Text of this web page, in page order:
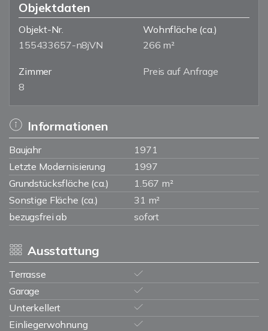
Objektdaten
Objekt-Nr.
155433657-n8jVN
Wohnfläche (ca.)
266 m²
Zimmer
8
Preis auf Anfrage
Informationen
Baujahr
1971
Letzte Modernisierung
1997
Grundstücksfläche (ca.)
1.567 m²
Sonstige Fläche (ca.)
31 m²
bezugsfrei ab
sofort
Ausstattung
Terrasse
Garage
Unterkellert
Einliegerwohnung